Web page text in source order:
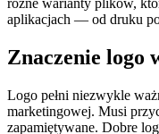
różne warianty plików,
aplikacjach — od druku
Znaczenie logo
Logo pełni niezwykle
marketingowej. Musi
zapamiętywane. Dobre